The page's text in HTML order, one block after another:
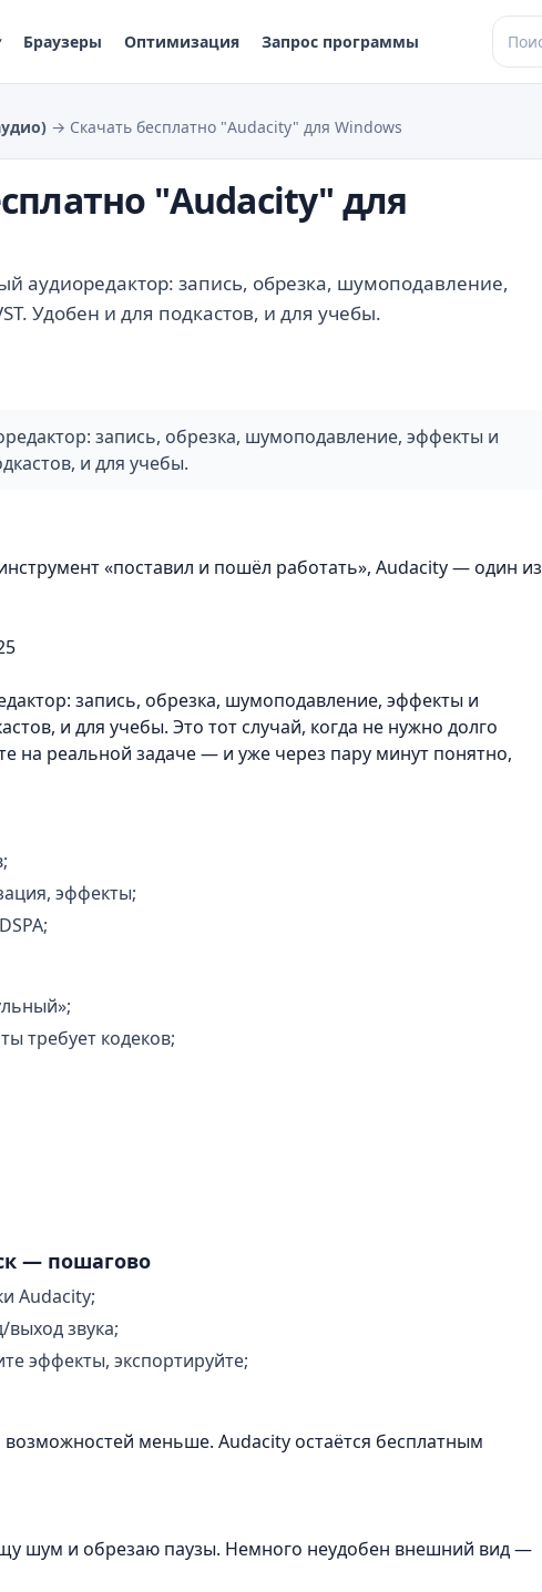
Браузеры Оптимизация Запрос программы
→ Скачать бесплатно "Audacity" для Windows
"Audacity" для
аудиоредактор: запись, обрезка, шумоподавление,
Удобен и для подкастов, и для учебы.
запись, обрезка, шумоподавление, эффекты и
и для учебы.
«поставил и пошёл работать», Audacity — один из
запись, обрезка, шумоподавление, эффекты и
и для учебы. Это тот случай, когда не нужно долго
на реальной задаче — и уже через пару минут понятно,
эффекты;
требует кодеков;
— пошагово
Audacity;
звука;
эффекты, экспортируйте;
меньше. Audacity остаётся бесплатным
шум и обрезаю паузы. Немного неудобен внешний вид —